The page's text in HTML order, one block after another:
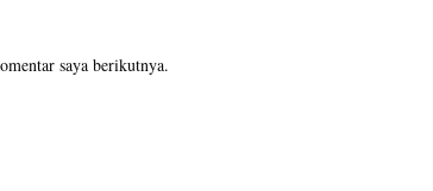
saya berikutnya.